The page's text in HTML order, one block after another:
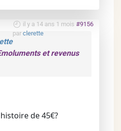
il y a 14 ans 1 mois #9156
par clerette
et revenus
de 45€?